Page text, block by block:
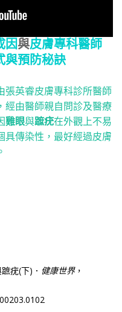
因與皮膚專科醫師
與預防秘訣
張英睿皮膚專科診所醫師
經由醫師親自問診及醫療
雞眼與蹠疣在外觀上不易
具傳染性，最好經過皮膚
疣(下) ． 健康世界，